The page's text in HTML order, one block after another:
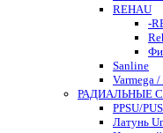
REHAU
-
Sanline
Varmega /
РАДИАЛЬНЫЕ
PPSU/
Латунь